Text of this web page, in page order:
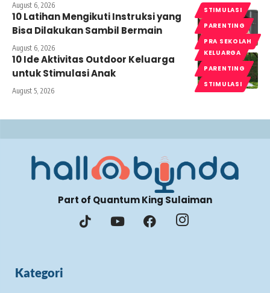
August 6, 2026
STIMULASI
PARENTING
PRA SEKOLAH
10 Latihan Mengikuti Instruksi yang
Bisa Dilakukan Sambil Bermain
August 6, 2026
KELUARGA
PARENTING
STIMULASI
10 Ide Aktivitas Outdoor Keluarga
untuk Stimulasi Anak
August 5, 2026
Part of Quantum King Sulaiman
Kategori